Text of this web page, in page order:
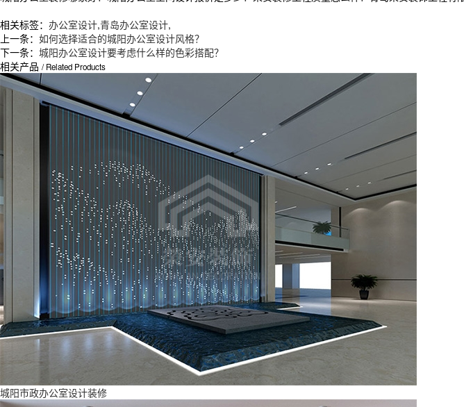
相关标签： 办公室设计,青岛办公室设计,
上一条： 如何选择适合的城阳办公室设计风格？
下一条： 城阳办公室设计要考虑什么样的色彩搭配？
相关产品 / Related Products
城阳市政办公室设计装修